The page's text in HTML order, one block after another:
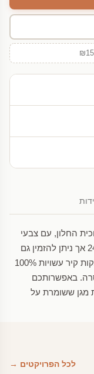
החלון, עם צבעי
השתקפות מרהיבים. מגיע בגודל של 240X360 אך ניתן להזמין גם
בהזמנה אישית. המדבקות קיר טפט של מדבקות קיר עשויות 100%
באפשרותכם
מגן ששומרת על
לכל הפרויקטים →